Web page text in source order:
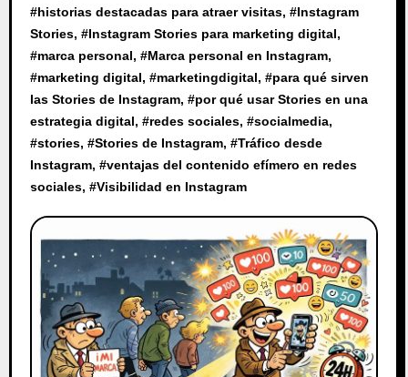
#historias destacadas para atraer visitas, #Instagram
Stories, #Instagram Stories para marketing digital,
#marca personal, #Marca personal en Instagram,
#marketing digital, #marketingdigital, #para qué sirven
las Stories de Instagram, #por qué usar Stories en una
estrategia digital, #redes sociales, #socialmedia,
#stories, #Stories de Instagram, #Tráfico desde
Instagram, #ventajas del contenido efímero en redes
sociales, #Visibilidad en Instagram